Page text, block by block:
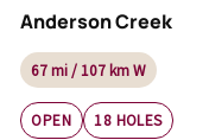
Anderson Creek
67 mi / 107 km W
OPEN 18 HOLES